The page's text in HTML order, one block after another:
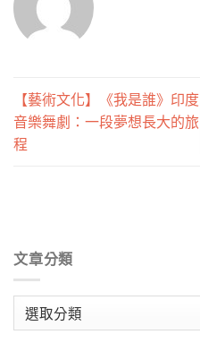
【藝術文化】《我是誰》印度
音樂舞劇：一段夢想長大的旅
程
文章分類